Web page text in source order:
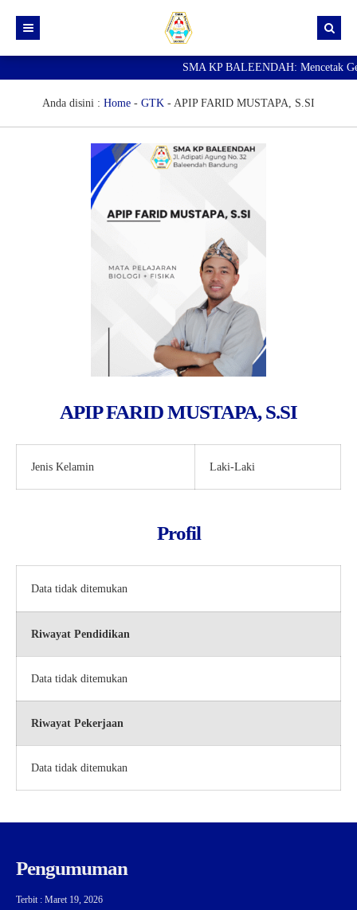
Berita
Data Guru
SMA KP BALEENDAH: Mencetak
Anda disini : Home - GTK - APIP FARID MUSTAPA, S.SI
APIP FARID MUSTAPA, S.SI
Jenis Kelamin Laki-Laki
Profil
Data tidak ditemukan
Riwayat Pendidikan
Data tidak ditemukan
Riwayat Pekerjaan
Data tidak ditemukan
Pengumuman
Terbit : Maret 19, 2026